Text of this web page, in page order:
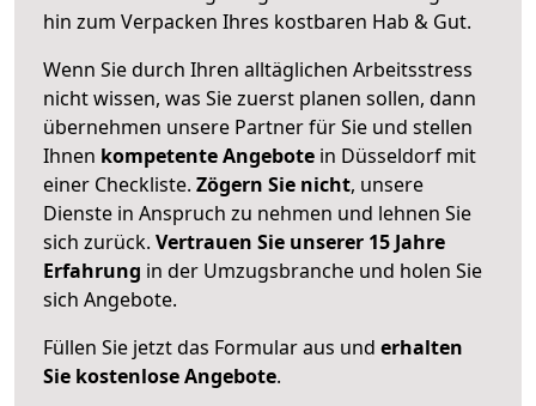
hin zum Verpacken Ihres kostbaren Hab & Gut.
Wenn Sie durch Ihren alltäglichen Arbeitsstress
nicht wissen, was Sie zuerst planen sollen, dann
übernehmen unsere Partner für Sie und stellen
Ihnen kompetente Angebote in Düsseldorf mit
einer Checkliste. Zögern Sie nicht, unsere
Dienste in Anspruch zu nehmen und lehnen Sie
sich zurück. Vertrauen Sie unserer 15 Jahre
Erfahrung in der Umzugsbranche und holen Sie
sich Angebote.
Füllen Sie jetzt das Formular aus und erhalten
Sie kostenlose Angebote.